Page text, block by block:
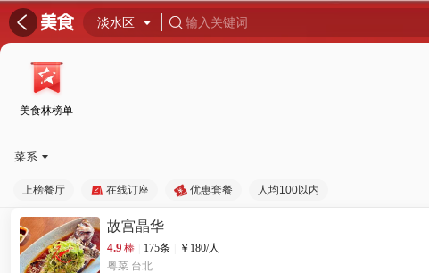
 󰦎 淡水区   输入关键词
美食林榜单
菜系 
上榜餐厅 在线订座 优惠套餐 人均100以内
故宫晶华
4.9 棒 175条 ￥ 180/人
粤菜 台北